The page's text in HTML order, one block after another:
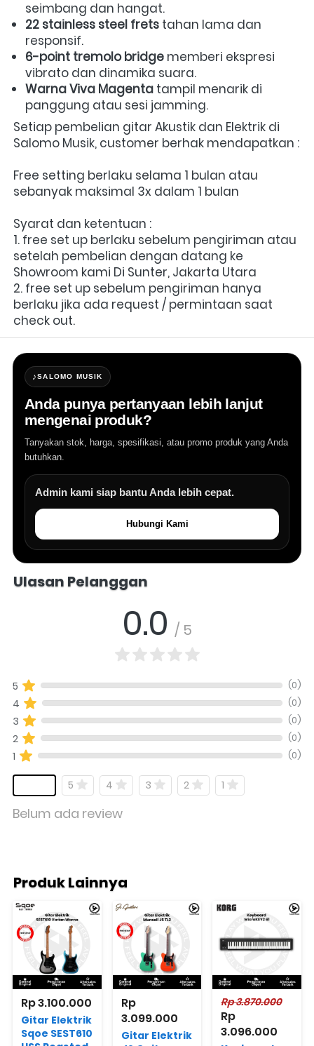
seimbang dan hangat.
22 stainless steel frets tahan lama dan
responsif.
6-point tremolo bridge memberi ekspresi
vibrato dan dinamika suara.
Warna Viva Magenta tampil menarik di
panggung atau sesi jamming.
Setiap pembelian gitar Akustik dan Elektrik di
Free setting berlaku selama 1 bulan atau
sebanyak maksimal 3x dalam 1 bulan
Syarat dan ketentuan :
1. free set up berlaku sebelum pengiriman atau
setelah pembelian dengan datang ke
Showroom kami Di Sunter, Jakarta Utara
2. free set up sebelum pengiriman hanya
berlaku jika ada request / permintaan saat
check out.
♪SALOMO MUSIK
Anda punya pertanyaan lebih lanjut
mengenai produk?
Tanyakan stok, harga, spesifikasi, atau promo produk yang Anda
butuhkan.
Admin kami siap bantu Anda lebih cepat.
Hubungi Kami
Ulasan Pelanggan
0.0 / 5
5 (0)
4 (0)
3 (0)
2 (0)
1 (0)
5 4 3 2 1
Belum ada review
Produk Lainnya
Rp 3.100.000
Gitar Elektrik
Sqoe SEST610
Rp
3.099.000
Gitar Elektrik
Rp 3.870.000
Rp
3.096.000